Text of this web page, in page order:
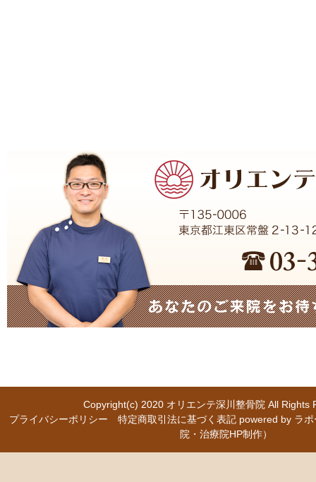
Copyright(c) 2020 オリエンテ深川整骨院 All
プライバシーポリシー
特定商取引法に基づく表記 powered by ラ
院・治療院HP制作）